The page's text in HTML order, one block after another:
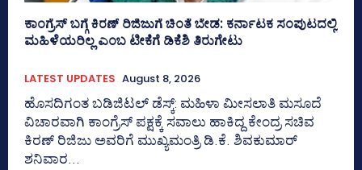
ಕಾಂಗ್ರೆಸ್ ಬಗ್ಗೆ ಕಿರಣ್ ರಿಜಿಜುಗೆ ಚಿಂತೆ ಬೇಡ: ಕರ್ನಾಟಕ ಸಂಪುಟದಲ್ಲಿ
ಮಹಿಳೆಯರಿಲ್ಲ ಎಂಬ ಟೀಕೆಗೆ ಡಿಕೆಶಿ ತಿರುಗೇಟು
LATEST UPDATES August 8, 2026
ಹೊಸದಿಗಂತ ಬಡಿಜಿಟಲ್‌ ಡೆಸ್ಕ್:‌ ಮಹಿಳಾ ಮೀಸಲಾತಿ ಮಸೂದೆ
ವಿಚಾರವಾಗಿ ಕಾಂಗ್ರೆಸ್ ಪಕ್ಷಕ್ಕೆ ಸವಾಲು ಹಾಕಿದ್ದ ಕೇಂದ್ರ ಸಚಿವ
ಕಿರಣ್ ರಿಜಿಜು ಅವರಿಗೆ ಮುಖ್ಯಮಂತ್ರಿ ಡಿ.ಕೆ. ಶಿವಕುಮಾರ್
ಶನಿವಾರ...